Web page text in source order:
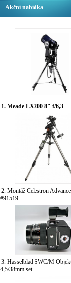
Akční nabídka
1. Meade LX200 8" f/6,3
2. Montáž Celestron
#91519
3. Hasselblad SWC/M
4,5/38mm set